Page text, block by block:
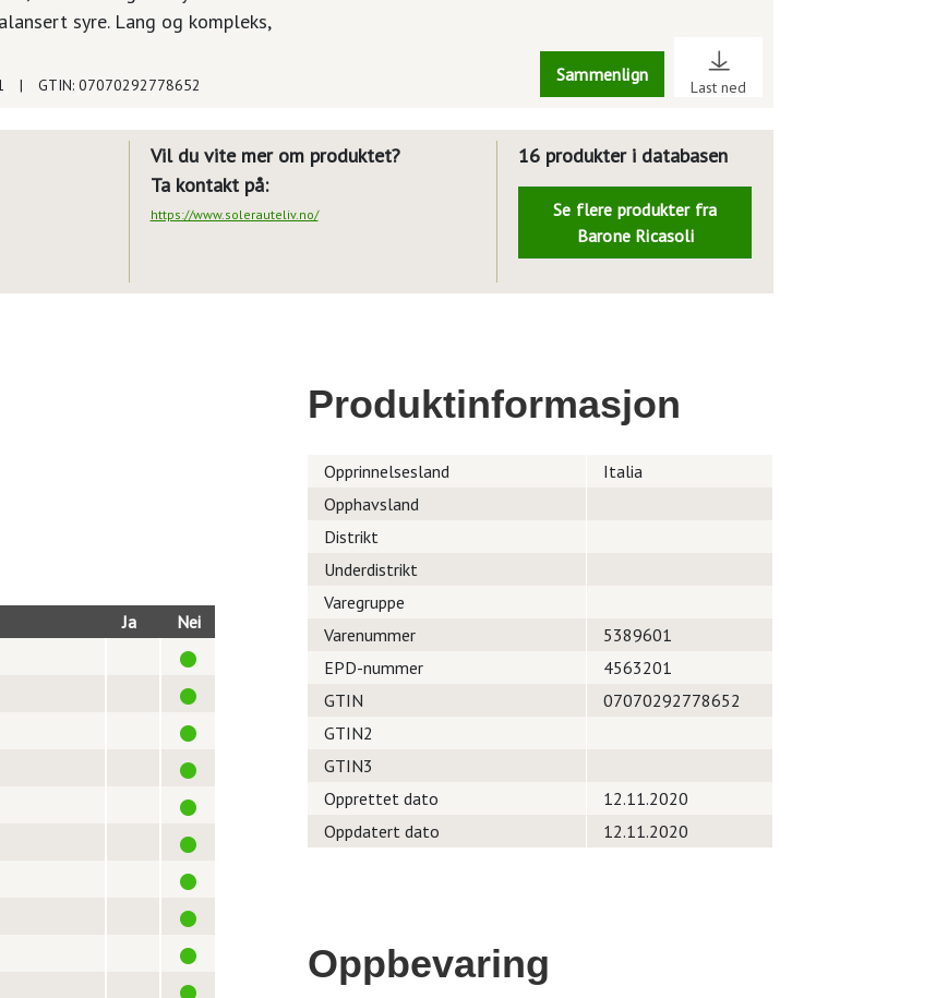
syre. Lang og kompleks,
Sammenlign
Last ned
| GTIN: 07070292778652
Vil du vite mer om produktet?
Ta kontakt på:
https://www.solerauteliv.no/
16 produkter i databasen
Se flere produkter fra
Barone Ricasoli
Ja
Nei
Produktinformasjon
Opprinnelsesland
Italia
Opphavsland
Distrikt
Underdistrikt
Varegruppe
Varenummer
5389601
EPD-nummer
4563201
GTIN
07070292778652
GTIN2
GTIN3
Opprettet dato
12.11.2020
Oppdatert dato
12.11.2020
Oppbevaring